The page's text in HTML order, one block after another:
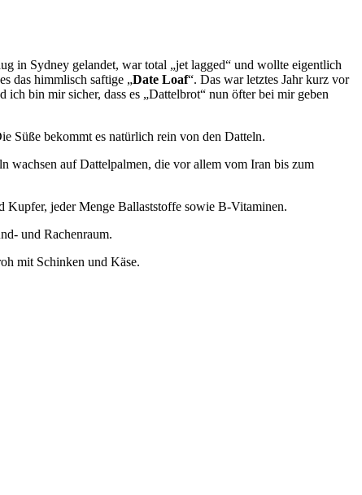
in Sydney gelandet, war total „jet lagged“ und wollte eigentlich
das himmlisch saftige „Date Loaf“. Das war letztes Jahr kurz vor
bin mir sicher, dass es „Dattelbrot“ nun öfter bei mir geben
Süße bekommt es natürlich rein von den Datteln.
wachsen auf Dattelpalmen, die vor allem vom Iran bis zum
Kupfer, jeder Menge Ballaststoffe sowie B-Vitaminen.
und Rachenraum.
mit Schinken und Käse.